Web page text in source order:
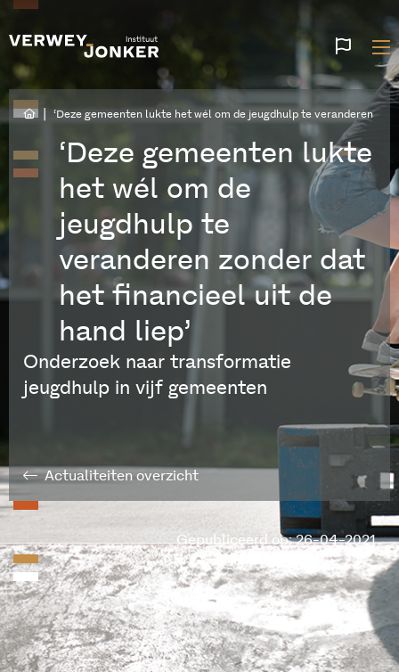
talen
‘Deze gemeenten lukte het wél om de jeugdhulp te veranderen
‘Deze gemeenten lukte
het wél om de
jeugdhulp te
veranderen zonder dat
het financieel uit de
hand liep’
Onderzoek naar transformatie
jeugdhulp in vijf gemeenten
Actualiteiten overzicht
Gepubliceerd op: 26-04-2021